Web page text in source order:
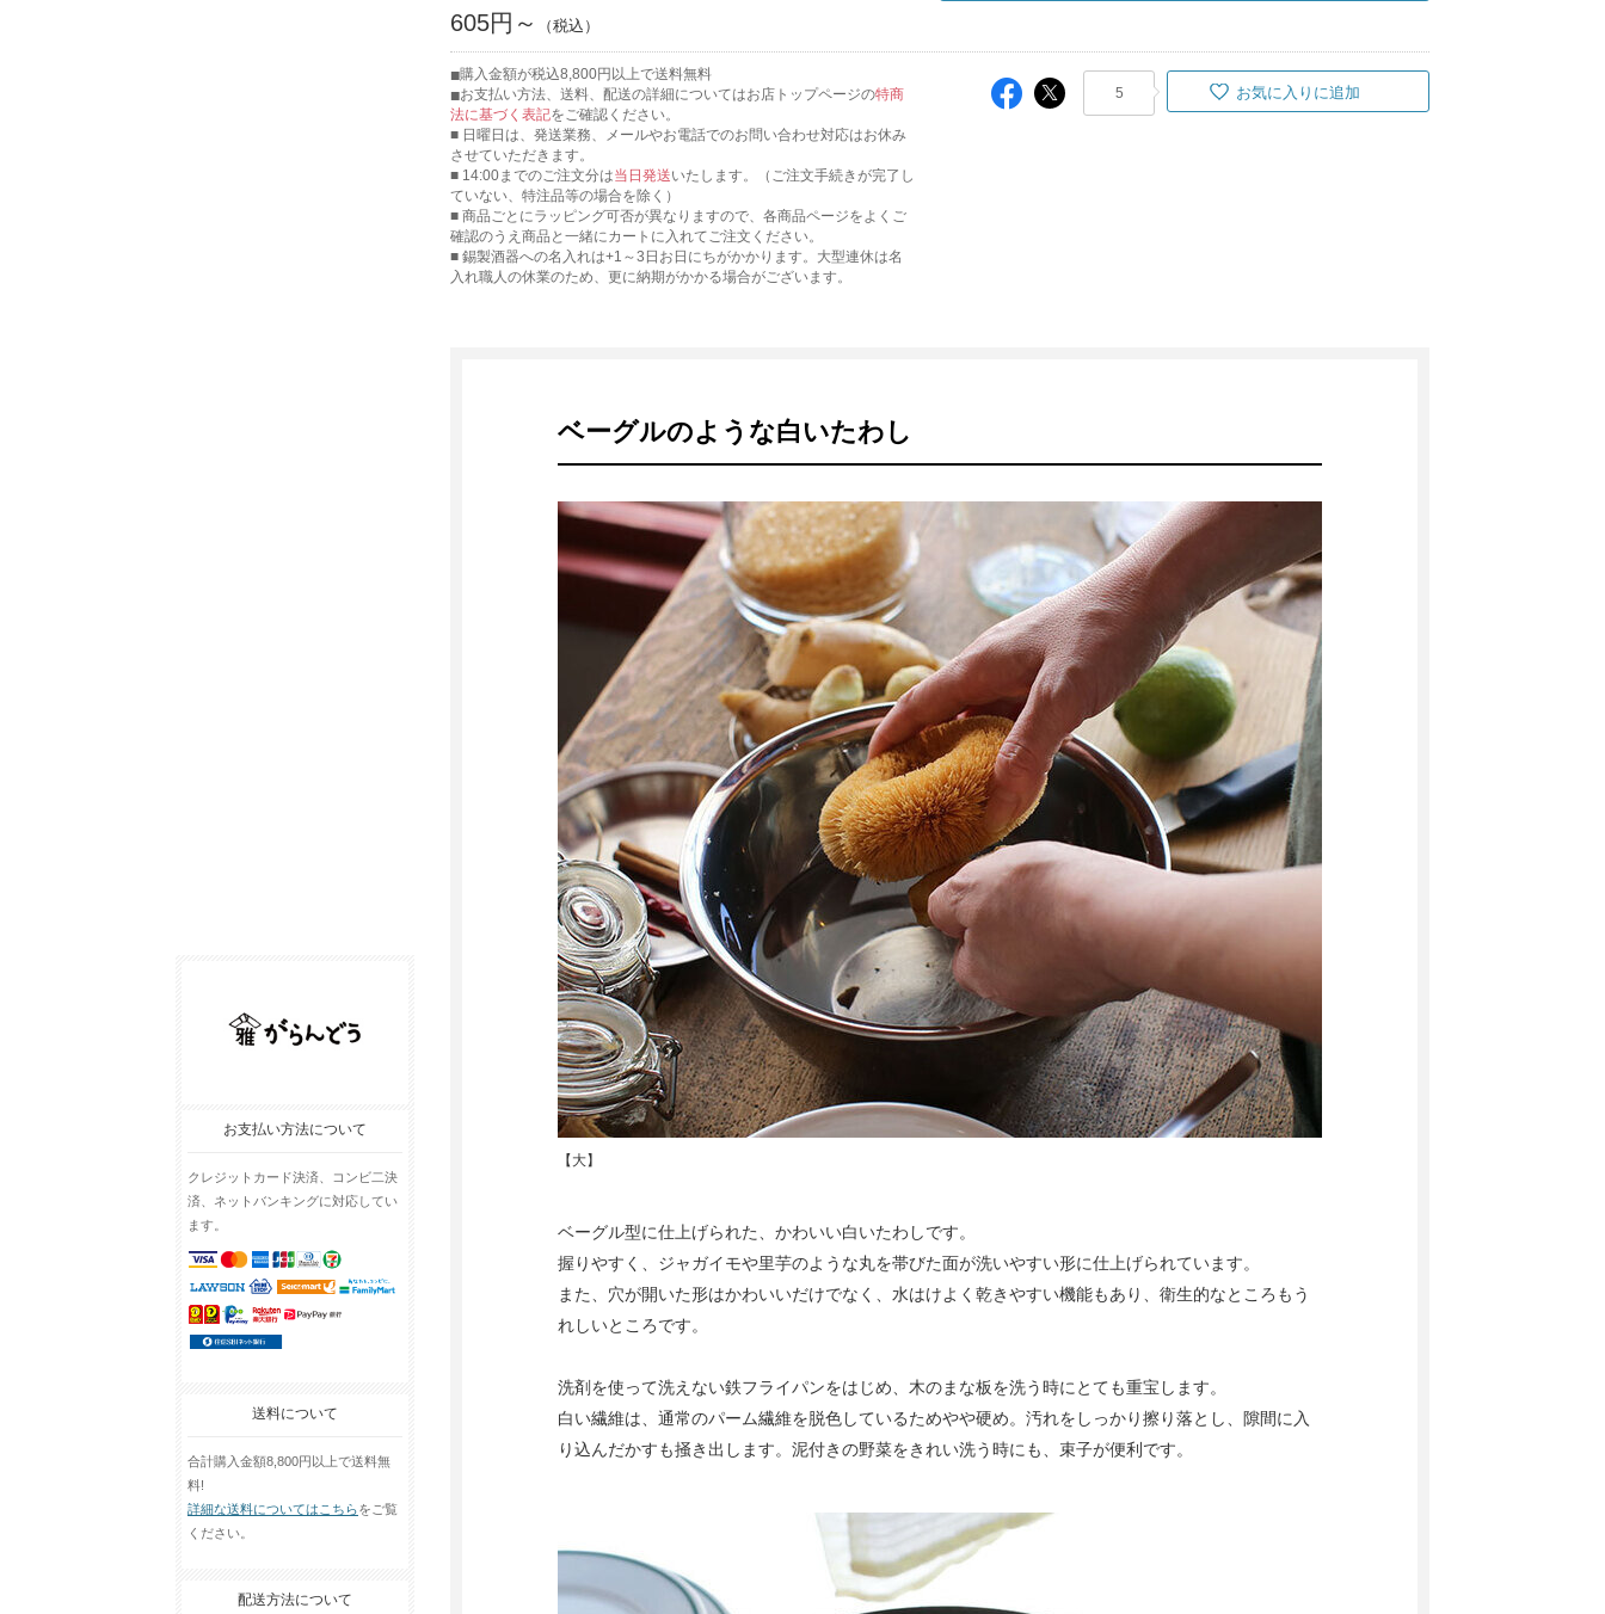
お支払い方法について
クレジットカード決済、コンビ二決
済、ネットバンキングに対応してい
ます。
送料について
合計購入金額8,800円以上で送料無
料!
詳細な送料についてはこちらをご覧
ください。
配送方法について
605円～
購入金額が税込8,800円以上で送料無料
お支払い方法、送料、配送の詳細についてはお店トップページの特商
法に基づく表記をご確認ください。
■ 日曜日は、発送業務、メールやお電話でのお問い合わせ対応はお休み
させていただきます。
■ 14:00までのご注文分は当日発送いたします。（ご注文手続きが完了し
ていない、特注品等の場合を除く）
■ 商品ごとにラッピング可否が異なりますので、各商品ページをよくご
確認のうえ商品と一緒にカートに入れてご注文ください。
■ 錫製酒器への名入れは+1～3日お日にちがかかります。大型連休は名
入れ職人の休業のため、更に納期がかかる場合がございます。
5 お気に入りに追加
ベーグルのような白いたわし
【大】
ベーグル型に仕上げられた、かわいい白いたわしです。
握りやすく、ジャガイモや里芋のような丸を帯びた面が洗いやすい形に仕上げられています。
また、穴が開いた形はかわいいだけでなく、水はけよく乾きやすい機能もあり、衛生的なところもう
れしいところです。
洗剤を使って洗えない鉄フライパンをはじめ、木のまな板を洗う時にとても重宝します。
白い繊維は、通常のパーム繊維を脱色しているためやや硬め。汚れをしっかり擦り落とし、隙間に入
り込んだかすも掻き出します。泥付きの野菜をきれい洗う時にも、束子が便利です。